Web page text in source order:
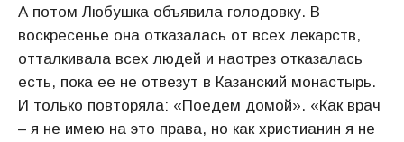
А потом Любушка объявила голодовку. В
воскресенье она отказалась от всех лекарств,
отталкивала всех людей и наотрез отказалась
есть, пока ее не отвезут в Казанский монастырь.
И только повторяла: «Поедем домой». «Как врач
– я не имею на это права, но как христианин я не